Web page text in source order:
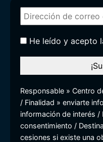
He leído y acepto
Responsable » Centro
/ Finalidad » enviarte
información de interés /
consentimiento /
cesiones si existe una